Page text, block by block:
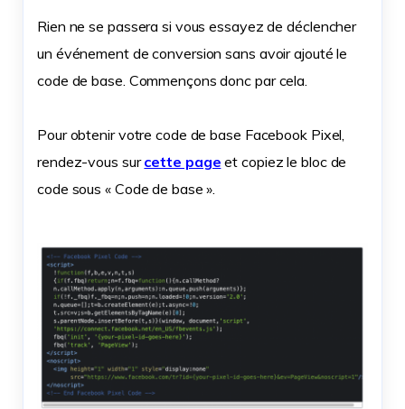
Rien ne se passera si vous essayez de déclencher
un événement de conversion sans avoir ajouté le
code de base. Commençons donc par cela.
Pour obtenir votre code de base Facebook Pixel,
rendez-vous surcette page et copiez le bloc de
code sous « Code de base ».